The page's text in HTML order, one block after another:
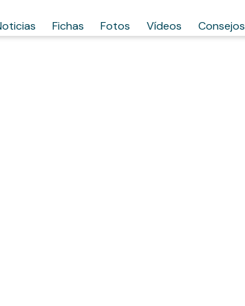
Fichas Fotos Vídeos Consejos